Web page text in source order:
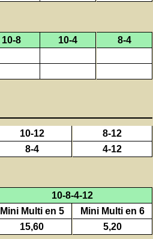
10-8 10-4
8-4
10-12
8-12
8-4 4-12
10-8-4-12
Mini Multi en 5
Mini Multi en 6
15,60 5,20